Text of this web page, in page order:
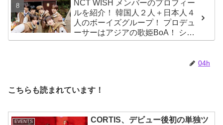
NCT WISH メンバーのプロフィー
ルを紹介！ 韓国人２人＋日本人４
人のボーイズグループ！ プロデュ
ーサーはアジアの歌姫BoA！ シオ
ン、ジェヒ、リク、ユウシ、リョ
04h
こちらも読まれています！
EVENTS
CORTIS、デビュー後初の単独ツ